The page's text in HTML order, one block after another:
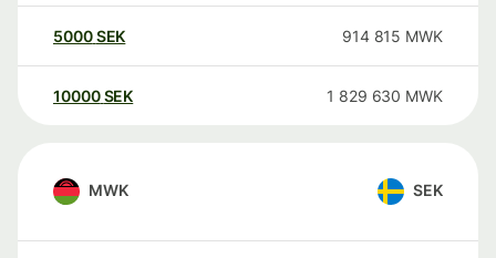
5000SEK 914 815 MWK
10000 SEK 1 829 630 MWK
MWK SEK